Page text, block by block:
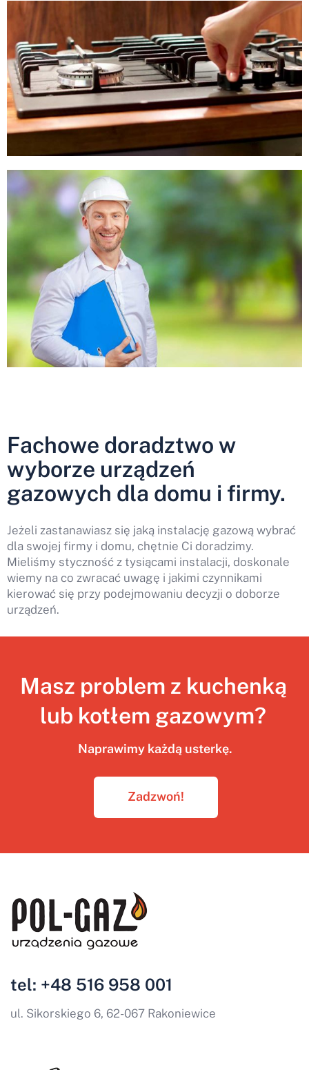
Fachowe doradztwo w
wyborze urządzeń
gazowych dla domu i firmy.
Jeżeli zastanawiasz się jaką instalację gazową wybrać
dla swojej firmy i domu, chętnie Ci doradzimy.
Mieliśmy styczność z tysiącami instalacji, doskonale
wiemy na co zwracać uwagę i jakimi czynnikami
kierować się przy podejmowaniu decyzji o doborze
urządzeń.
Masz problem z kuchenką
lub kotłem gazowym?
Naprawimy każdą usterkę.
Zadzwoń!
tel: +48 516 958 001
ul. Sikorskiego 6, 62-067 Rakoniewice